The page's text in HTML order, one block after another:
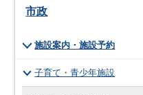
市政
施設案内・施設予約
子育て・青少年施設